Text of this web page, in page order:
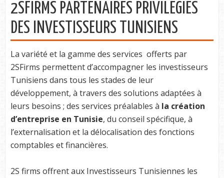
2SFIRMS PARTENAIRES PRIVILÉGIÉS
DES INVESTISSEURS TUNISIENS
La variété et la gamme des services offerts par
2SFirms permettent d’accompagner les investisseurs
Tunisiens dans tous les stades de leur
développement, à travers des solutions adaptées à
leurs besoins ; des services préalables à la création
d’entreprise en Tunisie, du conseil spécifique, à
l’externalisation et la délocalisation des fonctions
comptables et financières.
2S firms offrent aux Investisseurs Tunisiennes les